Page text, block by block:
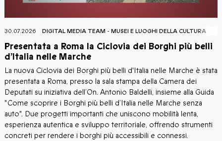
30.07.2026 DIGITAL MEDIA TEAM - MUSEI E LUOGHI DELLA CULTURA
Presentata a Roma la Ciclovia dei Borghi più belli
d’Italia nelle Marche
La nuova Ciclovia dei Borghi più belli d'Italia nelle Marche è stata
presentata a Roma, presso la sala stampa della Camera dei
Deputati su iniziativa dell’On. Antonio Baldelli, insieme alla Guida
"Come scoprire i Borghi più belli d’Italia nelle Marche senza
auto". Due progetti importanti che uniscono mobilità lenta,
esperienza autentica e sviluppo territoriale, offrendo strumenti
concreti per rendere i borghi più accessibili e connessi.